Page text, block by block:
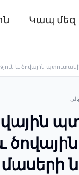
Կապ մեզ
և ծովային պտուտակի
մասերի